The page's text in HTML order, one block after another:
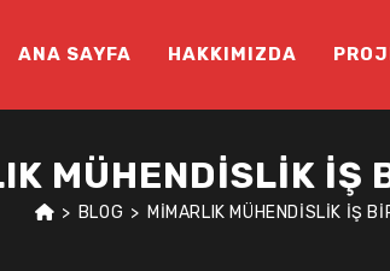
ANA SAYFA HAKKIMIZDA
MÜHENDISLIK IŞ
> BLOG > MIMARLIK MÜHENDISLIK IŞ